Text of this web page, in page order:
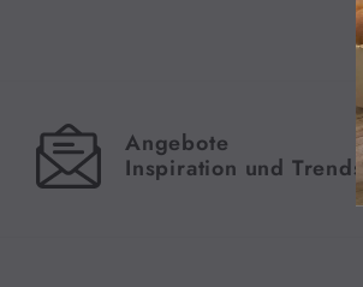
-
200.00€
200.00€
Angebote
Inspiration und Trends